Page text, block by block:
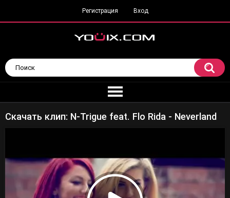
Регистрация Вход
Скачать клип: N-Trigue feat. Flo Rida - Neverland